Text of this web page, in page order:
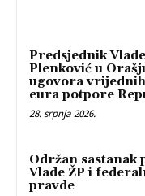
Predsjednik
Plenković u
ugovora
eura potpore
28. srpnja 2026.
Održan sastanak
Vlade ŽP i
pravde